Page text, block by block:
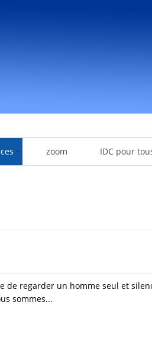
zoom IDC pour
regarder un homme seul et
sommes...